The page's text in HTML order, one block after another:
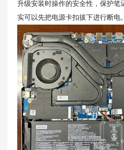
升级安装时操作的安全性，保护笔
实可以先把电源卡扣拔下进行断电。